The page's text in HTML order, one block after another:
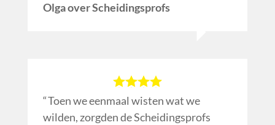
Olga over Scheidingsprofs
Toen we eenmaal wisten wat we
wilden, zorgden de Scheidingsprofs